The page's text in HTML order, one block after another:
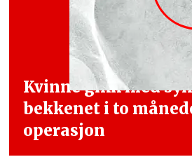
Kvinne gikk med
bekkenet i to
operasjon